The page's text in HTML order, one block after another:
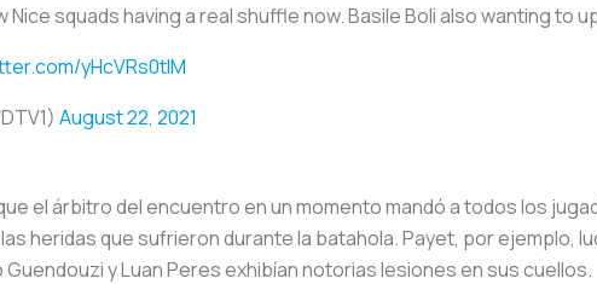
Nice squads having a real shuffle now. Basile Boli also wanting to
yHcVRs0tIM
August 22, 2021
el árbitro del encuentro en un momento mandó a todos los
heridas que sufrieron durante la batahola. Payet, por ejemplo,
y Luan Peres exhibían notorias lesiones en sus cuellos.